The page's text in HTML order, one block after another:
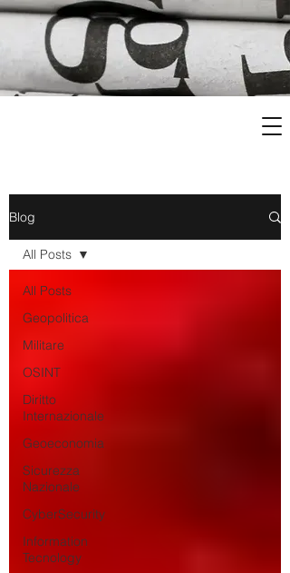
Blog
All Posts
Geopolitica
Militare
OSINT
Diritto
Internazionale
Geoeconomia
Sicurezza
Nazionale
CyberSecurity
Information
Tecnology
All Posts